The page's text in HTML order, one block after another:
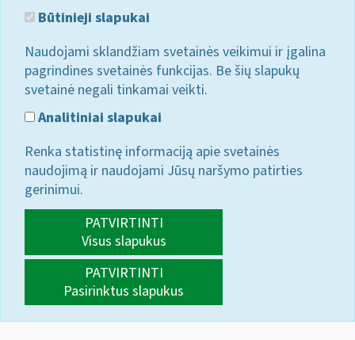
Būtinieji slapukai
Naudojami sklandžiam svetainės veikimui ir įgalina
pagrindines svetainės funkcijas. Be šių slapukų
svetainė negali tinkamai veikti.
Analitiniai slapukai
Renka statistinę informaciją apie svetainės
naudojimą ir naudojami Jūsų naršymo patirties
gerinimui.
PATVIRTINTI
Visus slapukus
PATVIRTINTI
Pasirinktus slapukus